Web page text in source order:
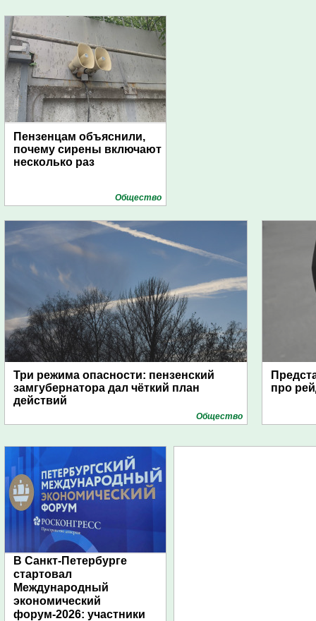
Пензенцам объяснили,
почему сирены включают
несколько раз
Общество
Три режима опасности: пензенский
замгубернатора дал чёткий план
действий
Общество
про
В Санкт-Петербурге
стартовал
Международный
экономический
форум-2026: участники